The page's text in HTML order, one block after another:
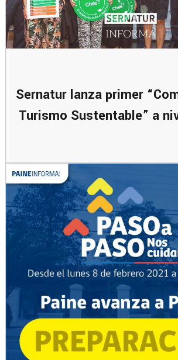
Sernatur lanza primer
Turismo Sustentable” a